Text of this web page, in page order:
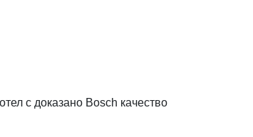
с доказано Bosch качество